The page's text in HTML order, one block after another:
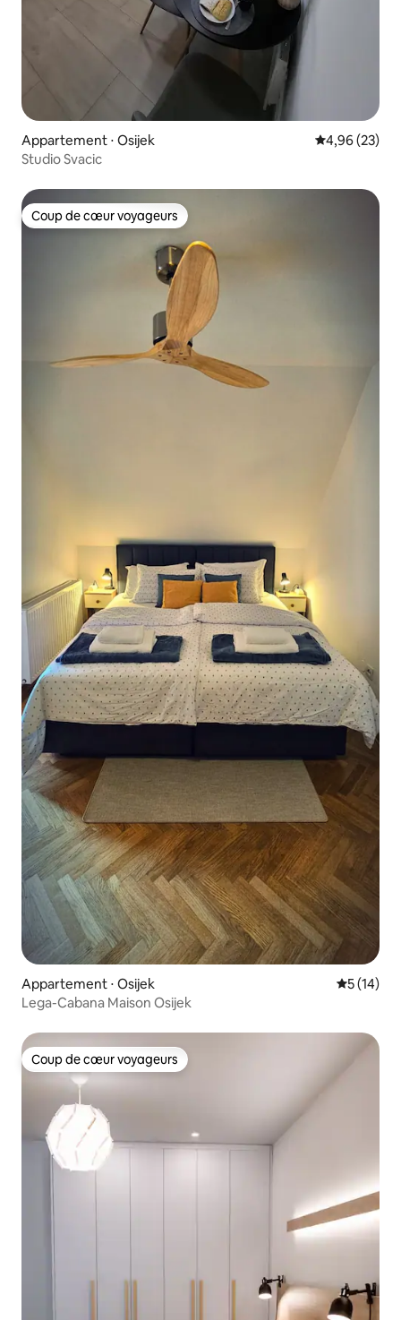
Appartement ⋅ Osijek Évaluation
4,96 (23)
Studio Svacic
Coup de cœur voyageurs
Coup de cœur voyageurs
Appartement ⋅ Osijek
5 (14)
Lega-Cabana Maison Osijek
Coup de cœur voyageurs
Coup de cœur voyageurs